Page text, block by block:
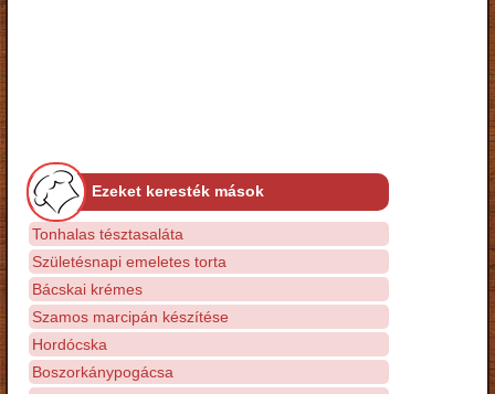
Ezeket keresték mások
Tonhalas tésztasaláta
Születésnapi emeletes torta
Bácskai krémes
Szamos marcipán készítése
Hordócska
Boszorkánypogácsa